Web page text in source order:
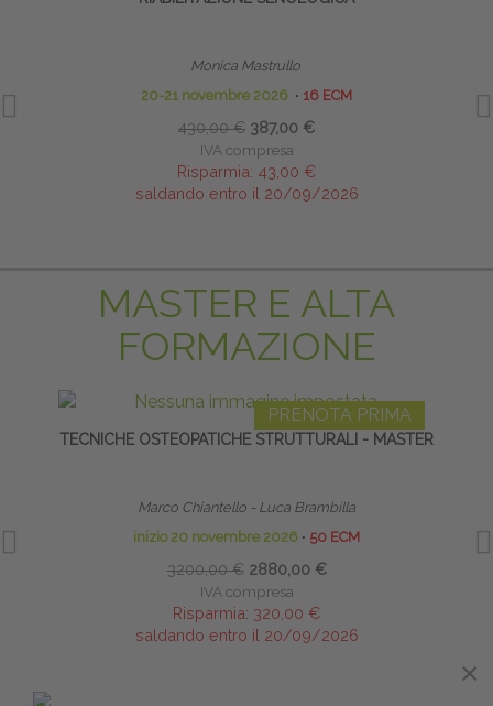
Monica Mastrullo
20-21 novembre 2026 ∙ 16 ECM
430,00 € 387,00 €
IVA compresa
Risparmia: 43,00 €
saldando entro il 20/09/2026
MASTER E ALTA
FORMAZIONE
PRENOTA PRIMA
TECNICHE OSTEOPATICHE STRUTTURALI - MASTER
Marco Chiantello - Luca Brambilla
inizio 20 novembre 2026 ∙ 50 ECM
3200,00 € 2880,00 €
IVA compresa
Risparmia: 320,00 €
saldando entro il 20/09/2026
×